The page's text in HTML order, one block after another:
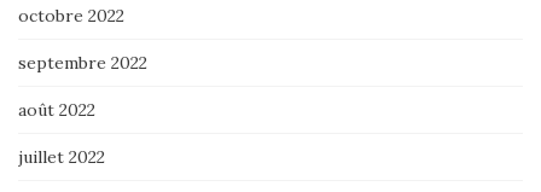
octobre 2022
septembre 2022
août 2022
juillet 2022